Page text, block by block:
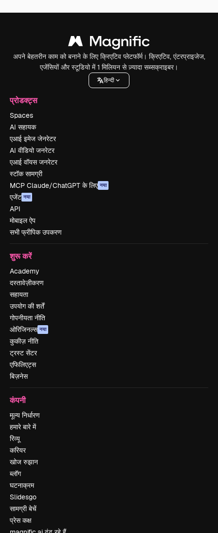
अपने बेहतरीन काम को बनाने के लिए क्रिएटिव प्लेटफॉर्म। क्रिएटिव, एंटरप्राइजेज,
एजेंसियों और स्टूडियो में 1 मिलियन से ज़्यादा सब्सक्राइबर।
हिन्दी
प्रोडक्ट्स
Spaces
AI सहायक
एआई इमेज जेनरेटर
AI वीडियो जनरेटर
एआई वॉयस जनरेटर
स्टॉक सामग्री
MCP Claude/ChatGPT के लिए नया
एजेंट नया
API
मोबाइल ऐप
सभी फ्रीपिक उपकरण
शुरू करें
Academy
दस्तावेज़ीकरण
सहायता
उपयोग की शर्तें
गोपनीयता नीति
ओरिजिनल्स नया
कुकीज़ नीति
ट्रस्ट सेंटर
एफिलिएट्स
बिज़नेस
कंपनी
मूल्य निर्धारण
हमारे बारे में
रिव्यू
करियर
खोज रुझान
ब्लॉग
घटनाक्रम
Slidesgo
सामग्री बेचें
प्रेस कक्ष